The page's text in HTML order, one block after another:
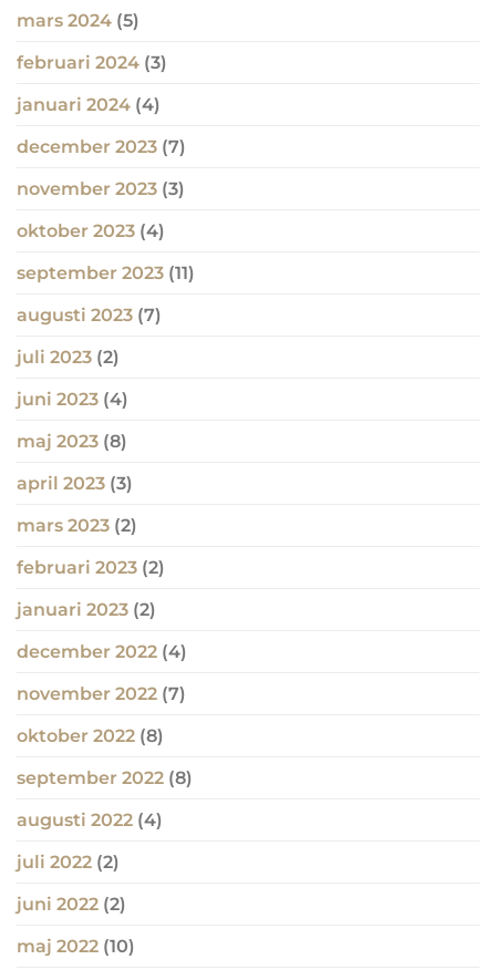
mars 2024 (5)
februari 2024 (3)
januari 2024 (4)
december 2023 (7)
november 2023 (3)
oktober 2023 (4)
september 2023 (11)
augusti 2023 (7)
juli 2023 (2)
juni 2023 (4)
maj 2023 (8)
april 2023 (3)
mars 2023 (2)
februari 2023 (2)
januari 2023 (2)
december 2022 (4)
november 2022 (7)
oktober 2022 (8)
september 2022 (8)
augusti 2022 (4)
juli 2022 (2)
juni 2022 (2)
maj 2022 (10)